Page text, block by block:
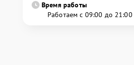
Время работы
Работаем с 09:00 до 21:00